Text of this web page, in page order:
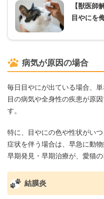
【獣医師
目やにを
病気が原因の場合
毎日目やにが出ている場合、
目の病気や全身性の疾患が原
す。
特に、目やにの色や性状がい
症状を伴う場合は、早急に動
早期発見・早期治療が、愛猫
結膜炎